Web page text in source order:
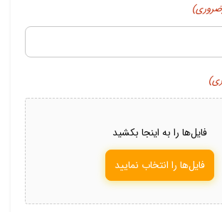
فایل‌ها را به اینجا بکشید
فایل‌ها را انتخاب نمایید